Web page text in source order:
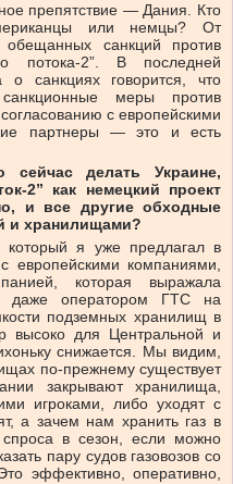
препятствие — Дания. Кто
или немцы? От
санкций против
потока-2”. В последней
о санкциях говорится, что
меры против
с европейскими
партнеры — это и есть
делать Украине,
2” как немецкий проект
и все другие обходные
и хранилищами?
я уже предлагал в
европейскими компаниями,
которая выражала
даже оператором ГТС на
подземных хранилищ в
высоко для Центральной и
снижается. Мы видим,
по-прежнему существует
закрывают хранилища,
игроками, либо уходят с
а зачем нам хранить газ в
в сезон, если можно
пару судов газовозов со
эффективно, оперативно,